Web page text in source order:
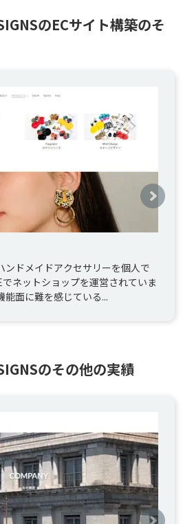
のECサイト構築のそ
ンドメイドアクセサリーを個人で
ネットショップを運営されていま
能面に難を感じている...
のその他の実績